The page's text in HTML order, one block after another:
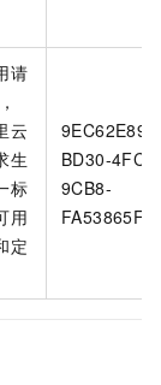
请
云
生
标
用
定
9EC62E89-
BD30-
9CB8-